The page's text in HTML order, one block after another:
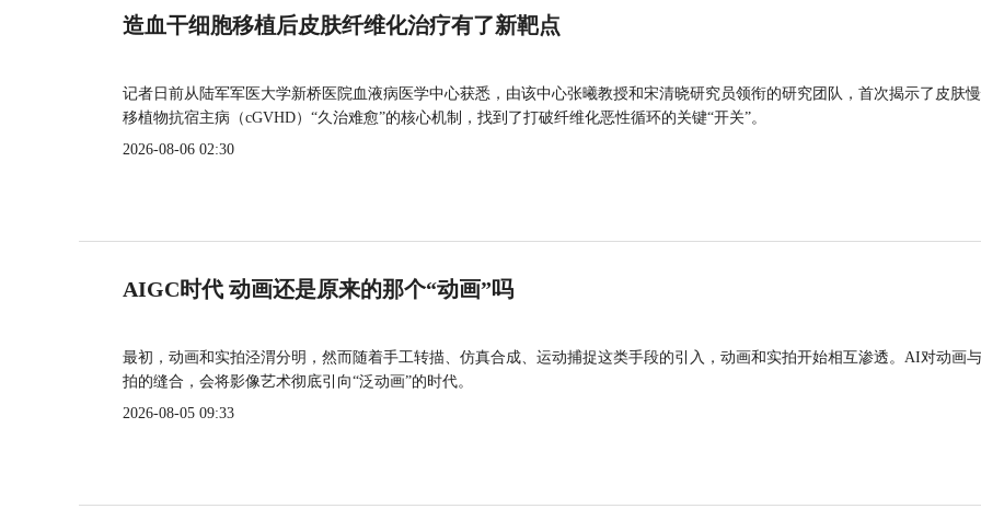
造血干细胞移植后皮肤纤维化治疗有了新靶点
记者日前从陆军军医大学新桥医院血液病医学中心获悉，由该中心张曦教授和宋清晓研究员领衔的研究团队，首次揭示了皮肤
移植物抗宿主病（cGVHD）“久治难愈”的核心机制，找到了打破纤维化恶性循环的关键“开关”。
2026-08-06 02:30
AIGC时代 动画还是原来的那个“动画”吗
最初，动画和实拍泾渭分明，然而随着手工转描、仿真合成、运动捕捉这类手段的引入，动画和实拍开始相互渗透。AI对动画
拍的缝合，会将影像艺术彻底引向“泛动画”的时代。
2026-08-05 09:33